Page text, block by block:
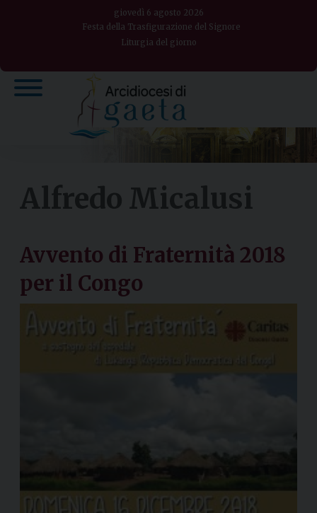
giovedì 6 agosto 2026
Festa della Trasfigurazione del Signore
Liturgia del giorno
Alfredo Micalusi
Avvento di Fraternità 2018
per il Congo